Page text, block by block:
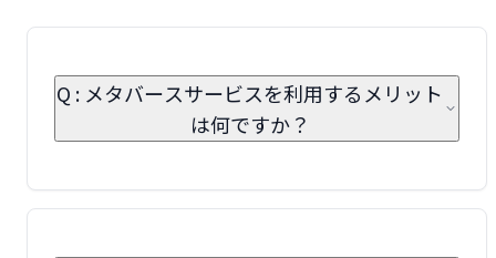
Q : メタバースサービスを利用するメリット
は何ですか？